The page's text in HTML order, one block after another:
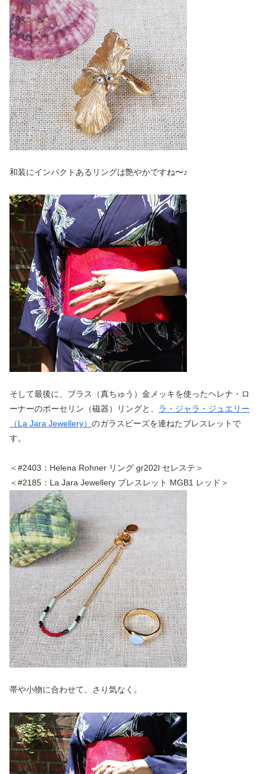
和装にインパクトあるリングは艶やかですね〜♪
そして最後に、ブラス（真ちゅう）金メッキを使ったヘレナ・ロ
ーナーのポーセリン（磁器）リングと、 ラ・ジャラ・ジュエリー
（La Jara Jewellery） のガラスビーズを連ねたブレスレットで
す。
＜#2403：Helena Rohner リング gr202l セレステ＞
＜#2185：La Jara Jewellery ブレスレット MGB1 レッド＞
帯や小物に合わせて、さり気なく。